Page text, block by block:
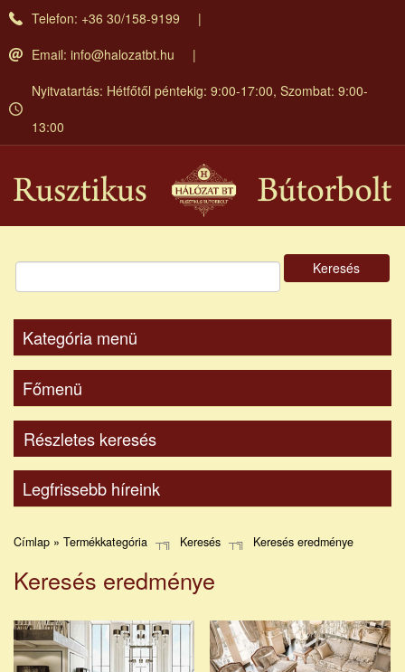
Ugrás
Telefon: +36 30/158-9199
Email: info@halozatbt.hu
Nyitvatartás: Hétfőtől péntekig: 9:00-17:00, Szombat: 9:00-
13:00
Keresés
Kategória menü
Főmenü
Részletes keresés
Legfrissebb híreink
Címlap » Termékkategória Keresés Keresés eredménye
Keresés eredménye